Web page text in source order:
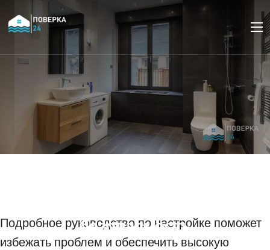
безопасность
Подробное руководство по настройке поможет
избежать проблем и обеспечить высокую